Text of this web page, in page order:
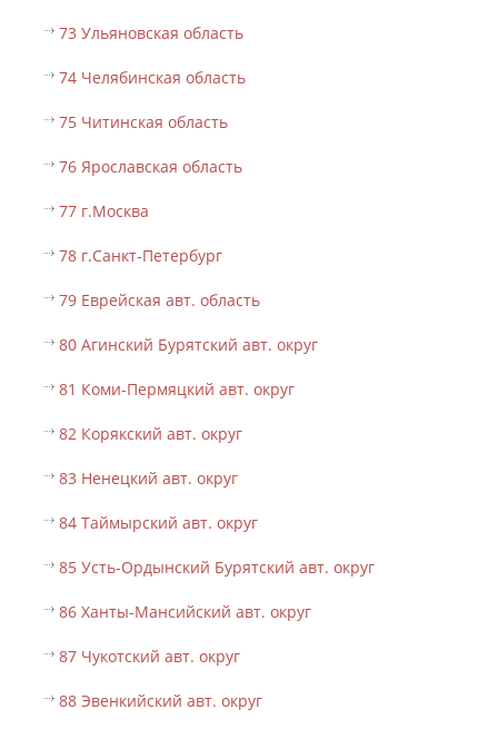
73 Ульяновская область
74 Челябинская область
75 Читинская область
76 Ярославская область
77 г.Москва
78 г.Санкт-Петербург
79 Еврейская авт. область
80 Агинский Бурятский авт. округ
81 Коми-Пермяцкий авт. округ
82 Корякский авт. округ
83 Ненецкий авт. округ
84 Таймырский авт. округ
85 Усть-Ордынский Бурятский авт. округ
86 Ханты-Мансийский авт. округ
87 Чукотский авт. округ
88 Эвенкийский авт. округ